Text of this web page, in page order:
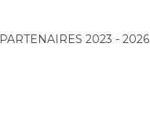
PARTENAIRES 2023 - 2026